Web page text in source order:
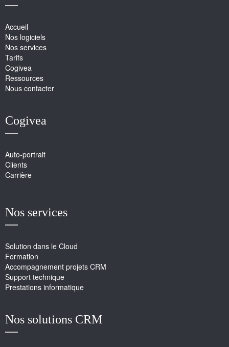
Accueil
Nos logiciels
Nos services
Tarifs
Cogivea
Ressources
Nous contacter
Cogivea
Auto-portrait
Clients
Carrière
Nos services
Solution dans le Cloud
Formation
Accompagnement projets CRM
Support technique
Prestations informatique
Nos solutions CRM